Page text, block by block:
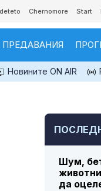
Chernomore Start
ПРЕДАВАНИЯ
Новините ON AIR
Шум,
да